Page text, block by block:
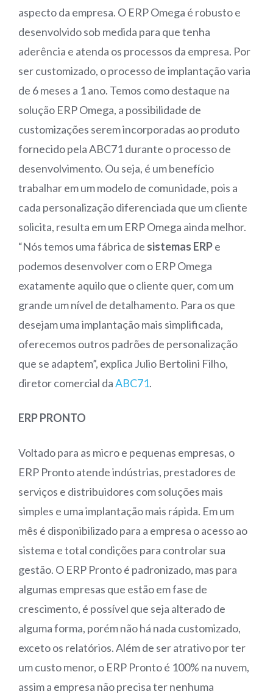
aspecto da empresa. O ERP Omega é robusto e
desenvolvido sob medida para que tenha
aderência e atenda os processos da empresa. Por
ser customizado, o processo de implantação varia
de 6 meses a 1 ano. Temos como destaque na
solução ERP Omega, a possibilidade de
customizações serem incorporadas ao produto
fornecido pela ABC71 durante o processo de
desenvolvimento. Ou seja, é um benefício
trabalhar em um modelo de comunidade, pois a
cada personalização diferenciada que um cliente
solicita, resulta em um ERP Omega ainda melhor.
“Nós temos uma fábrica de sistemas ERPe
podemos desenvolver com o ERP Omega
exatamente aquilo que o cliente quer, com um
grande um nível de detalhamento. Para os que
desejam uma implantação mais simplificada,
oferecemos outros padrões de personalização
que se adaptem”, explica Julio Bertolini Filho,
diretor comercial daABC71.
ERP PRONTO
Voltado para as micro e pequenas empresas, o
ERP Pronto atende indústrias, prestadores de
serviços e distribuidores com soluções mais
simples e uma implantação mais rápida. Em um
mês é disponibilizado para a empresa o acesso ao
sistema e total condições para controlar sua
gestão. O ERP Pronto é padronizado, mas para
algumas empresas que estão em fase de
crescimento, é possível que seja alterado de
alguma forma, porém não há nada customizado,
exceto os relatórios. Além de ser atrativo por ter
um custo menor, o ERP Pronto é 100% na nuvem,
assim a empresa não precisa ter nenhuma